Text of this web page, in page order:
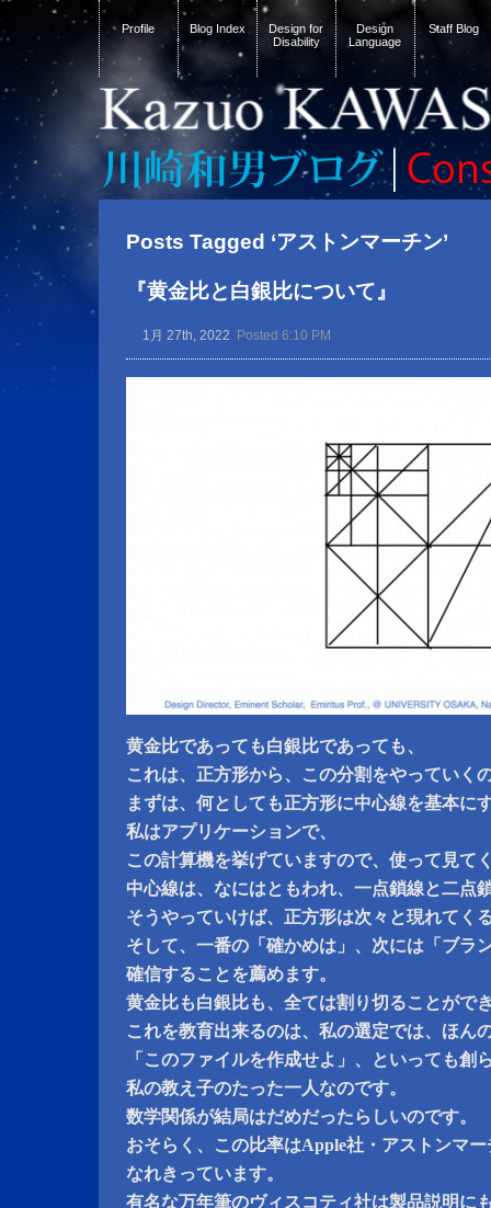
Profile Blog Index
Design for
Disability
Design
Language
Staff Blog
Posts Tagged ‘アストンマーチン’
『黄金比と白銀比について』
1月 27th, 2022 Posted 6:10 PM
黄金比であっても白銀比であっても、
これは、正方形から、この分割をやっていく
まずは、何としても正方形に中心線を基本に
私はアプリケーションで、
この計算機を挙げていますので、使って見て
中心線は、なにはともわれ、一点鎖線と二点
そうやっていけば、正方形は次々と現れてく
そして、一番の「確かめは」、次には「ブラ
確信することを薦めます。
黄金比も白銀比も、全ては割り切ることがで
これを教育出来るのは、私の選定では、ほん
「このファイルを作成せよ」、といっても創
私の教え子のたった一人なのです。
数学関係が結局はだめだったらしいのです。
おそらく、この比率はApple社・アストンマ
なれきっています。
有名な万年筆のヴィスコティ社は製品説明に